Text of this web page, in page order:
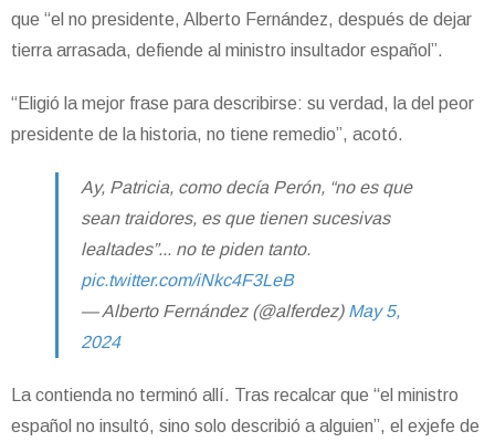
que “el no presidente, Alberto Fernández, después de dejar
tierra arrasada, defiende al ministro insultador español”.
“Eligió la mejor frase para describirse: su verdad, la del peor
presidente de la historia, no tiene remedio”, acotó.
Ay, Patricia, como decía Perón, “no es que
sean traidores, es que tienen sucesivas
lealtades”... no te piden tanto.
pic.twitter.com/iNkc4F3LeB
— Alberto Fernández (@alferdez) May 5,
2024
La contienda no terminó allí. Tras recalcar que “el ministro
español no insultó, sino solo describió a alguien”, el exjefe de